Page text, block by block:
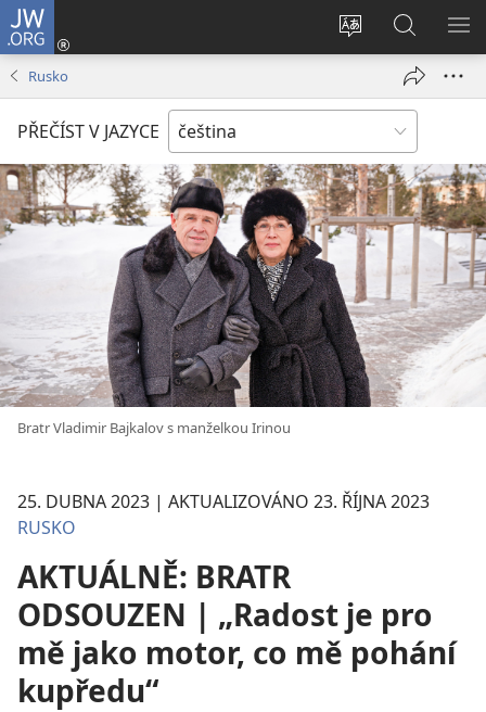
JW.ORG
Změnit
stránek
Přihlásit
se
okno)
Hledat
na
JW.ORG
Rusko
PŘEČÍST V JAZYCE
Bratr Vladimir Bajkalov s manželkou Irinou
25. DUBNA 2023 | AKTUALIZOVÁNO 23. ŘÍJNA 2023
RUSKO
AKTUÁLNĚ: BRATR
ODSOUZEN | „Radost je pro
mě jako motor, co mě pohání
kupředu“